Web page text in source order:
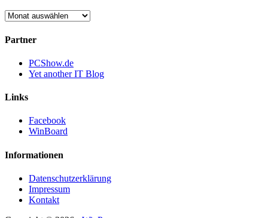
Archiv
Partner
PCShow.de
Yet another IT Blog
Links
Facebook
WinBoard
Informationen
Datenschutzerklärung
Impressum
Kontakt